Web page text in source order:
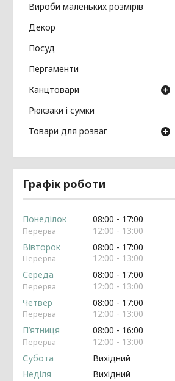
Вироби маленьких розмірів
Декор
Посуд
Пергаменти
Канцтовари
Рюкзаки і сумки
Товари для розваг
Графік роботи
Понеділок 08:00
17:00
12:00
13:00
Вівторок
08:00
17:00
12:00
13:00
Середа
08:00
17:00
12:00
13:00
Четвер
08:00
17:00
12:00
13:00
Пʼятниця
08:00
16:00
12:00
13:00
Субота
Вихідний
Неділя
Вихідний